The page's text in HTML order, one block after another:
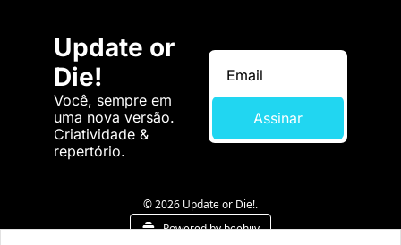
Update or
Die!
Você, sempre em
uma nova versão.
Criatividade &
repertório.
Assinar
© 2026 Update or Die!.
Powered by beehiiv